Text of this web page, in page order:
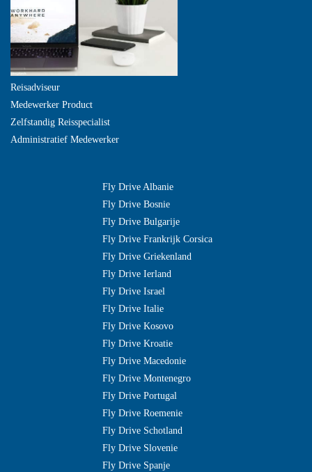
Reisadviseur
Medewerker Product
Zelfstandig Reisspecialist
Administratief Medewerker
Fly Drive Albanie
Fly Drive Bosnie
Fly Drive Bulgarije
Fly Drive Frankrijk Corsica
Fly Drive Griekenland
Fly Drive Ierland
Fly Drive Israel
Fly Drive Italie
Fly Drive Kosovo
Fly Drive Kroatie
Fly Drive Macedonie
Fly Drive Montenegro
Fly Drive Portugal
Fly Drive Roemenie
Fly Drive Schotland
Fly Drive Slovenie
Fly Drive Spanje